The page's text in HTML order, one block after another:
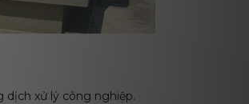
dịch xử lý công nghiệp.